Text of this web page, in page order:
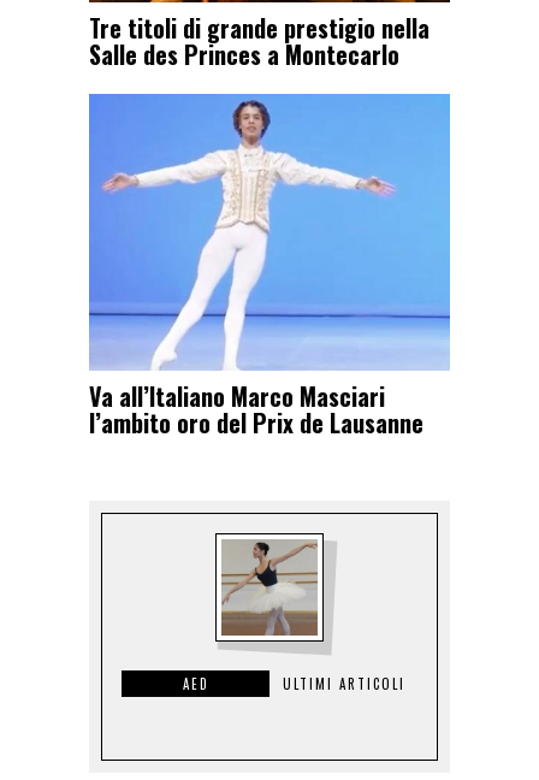
Tre titoli di grande prestigio nella
Salle des Princes a Montecarlo
Va all’Italiano Marco Masciari
l’ambito oro del Prix de Lausanne
AED ULTIMI ARTICOLI